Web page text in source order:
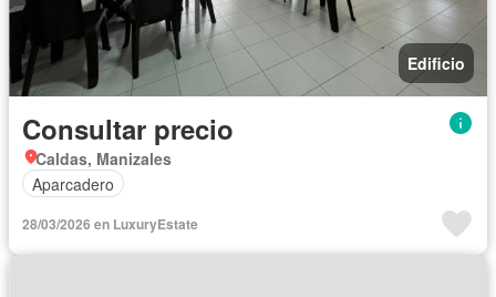
Edificio
Consultar precio
Caldas, Manizales
Aparcadero
28/03/2026 en LuxuryEstate